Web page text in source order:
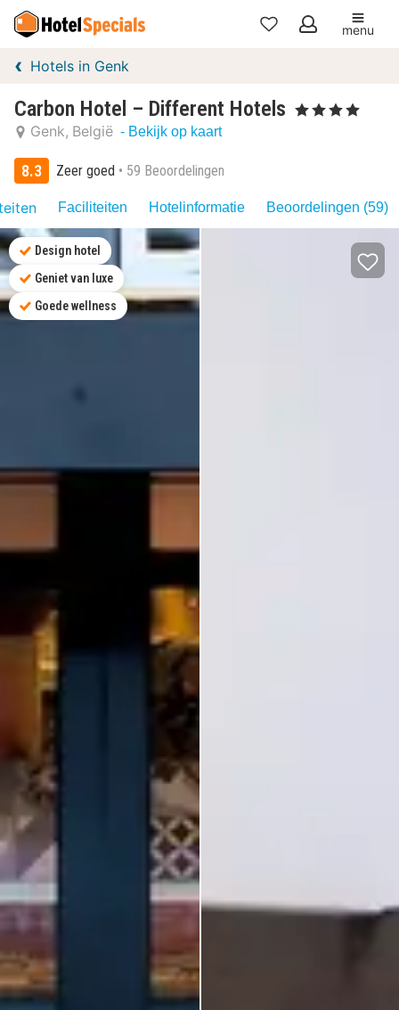
Mijn
menu
Hotels in Genk
Carbon Hotel – Different Hotels , 4 Sterren
Genk België - Bekijk op kaart
8.3 Zeer goed 59 Beoordelingen
Faciliteiten Hotelinformatie Beoordelingen (59)
Design hotel
Geniet van luxe
Goede wellness